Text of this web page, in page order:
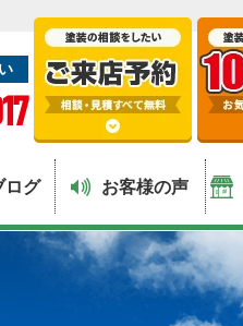
ログ お客様の声